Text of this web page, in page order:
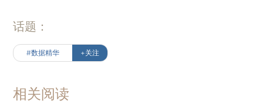
话题：
#数据精华 +关注
相关阅读